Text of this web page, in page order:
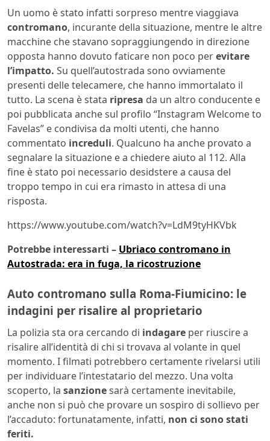
Un uomo è stato infatti sorpreso mentre viaggiava
contromano, incurante della situazione, mentre le altre
macchine che stavano sopraggiungendo in direzione
opposta hanno dovuto faticare non poco perevitare
l’impatto. Su quell’autostrada sono ovviamente
presenti delle telecamere, che hanno immortalato il
tutto. La scena è stata ripresa da un altro conducente e
poi pubblicata anche sul profilo “Instagram Welcome to
Favelas” e condivisa da molti utenti, che hanno
commentato increduli. Qualcuno ha anche provato a
segnalare la situazione e a chiedere aiuto al 112. Alla
fine è stato poi necessario desidstere a causa del
troppo tempo in cui era rimasto in attesa di una
risposta.
https://www.youtube.com/watch?v=LdM9tyHKVbk
Potrebbe interessarti – Ubriaco contromano in
Autostrada: era in fuga, la ricostruzione
Auto contromano sulla Roma-Fiumicino: le
indagini per risalire al proprietario
La polizia sta ora cercando di indagare per riuscire a
risalire all’identità di chi si trovava al volante in quel
momento. I filmati potrebbero certamente rivelarsi utili
per individuare l’intestatario del mezzo. Una volta
scoperto, la sanzionesarà certamente inevitabile,
anche non si può che provare un sospiro di sollievo per
l’accaduto: fortunatamente, infatti, non ci sono stati
feriti.